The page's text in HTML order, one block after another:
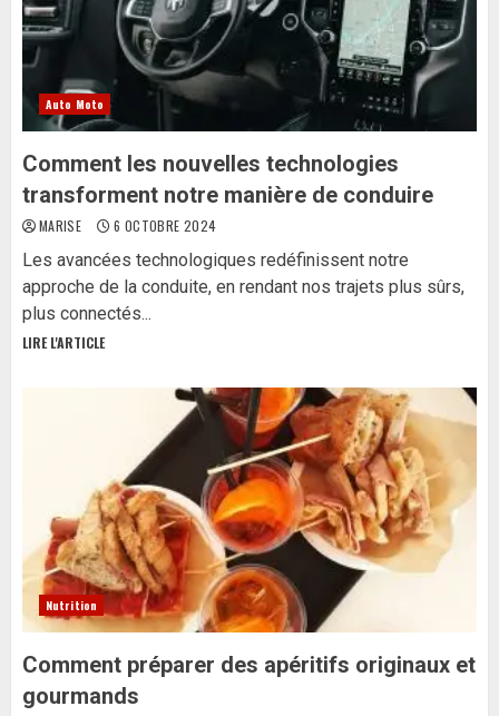
Auto Moto
Comment les nouvelles technologies
transforment notre manière de conduire
MARISE 6 OCTOBRE 2024
Les avancées technologiques redéfinissent notre
approche de la conduite, en rendant nos trajets plus sûrs,
plus connectés...
LIRE L'ARTICLE
Nutrition
Comment préparer des apéritifs originaux et
gourmands